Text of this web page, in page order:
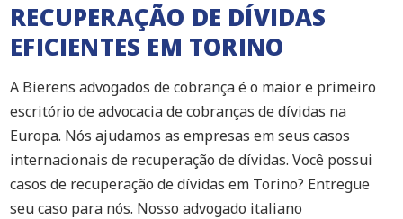
RECUPERAÇÃO DE DÍVIDAS
EFICIENTES EM TORINO
A Bierens advogados de cobrança é o maior e primeiro
escritório de advocacia de cobranças de dívidas na
Europa. Nós ajudamos as empresas em seus casos
internacionais de recuperação de dívidas. Você possui
casos de recuperação de dívidas em Torino? Entregue
seu caso para nós. Nosso advogado italiano